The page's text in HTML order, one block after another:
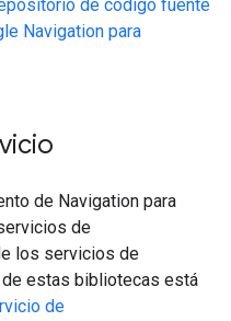
de código fuente
Navigation para
de Navigation para
de
los servicios de
estas bibliotecas está
de